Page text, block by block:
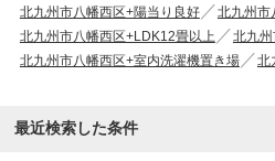
北九州市八幡西区+陽当り良好
北九州市
北九州市八幡西区+LDK12畳以上
北九
北九州市八幡西区+室内洗濯機置き場
北
最近検索した条件